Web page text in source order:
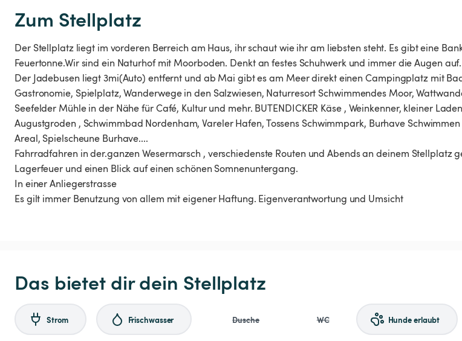
Zum Stellplatz
Der Stellplatz liegt im vorderen Berreich am Haus, ihr schaut wie ihr am liebsten steht. Es gibt eine
Feuertonne.Wir sind ein Naturhof mit Moorboden. Denkt an festes Schuhwerk und immer die Augen auf.
Der Jadebusen liegt 3mi(Auto) entfernt und ab Mai gibt es am Meer direkt einen Campingplatz mit
Gastronomie, Spielplatz, Wanderwege in den Salzwiesen, Naturresort Schwimmendes Moor,
Seefelder Mühle in der Nähe für Café, Kultur und mehr. BUTENDICKER Käse , Weinkenner, kleiner
Augustgroden , Schwimmbad Nordenham, Vareler Hafen, Tossens Schwimmpark, Burhave
Areal, Spielscheune Burhave....
Fahrradfahren in der.ganzen Wesermarsch , verschiedenste Routen und Abends an deinem Stellplatz
Lagerfeuer und einen Blick auf einen schönen Somnenuntergang.
In einer Anliegerstrasse
Es gilt immer Benutzung von allem mit eigener Haftung. Eigenverantwortung und Umsicht
Das bietet dir dein Stellplatz
Strom Frischwasser Dusche WC Hunde erlaubt